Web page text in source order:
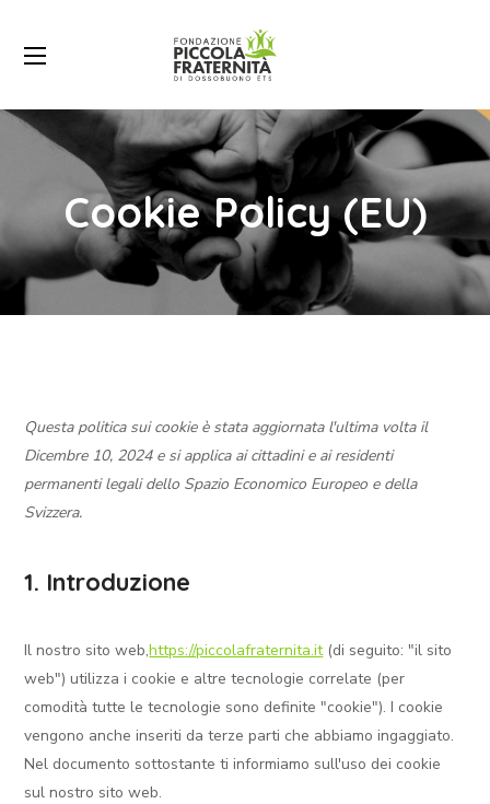
Cookie Policy (EU)
Questa politica sui cookie è stata aggiornata l'ultima volta il
Dicembre 10, 2024 e si applica ai cittadini e ai residenti
permanenti legali dello Spazio Economico Europeo e della
Svizzera.
1. Introduzione
Il nostro sito web,https://piccolafraternita.it(di seguito: "il sito
web") utilizza i cookie e altre tecnologie correlate (per
comodità tutte le tecnologie sono definite "cookie"). I cookie
vengono anche inseriti da terze parti che abbiamo ingaggiato.
Nel documento sottostante ti informiamo sull'uso dei cookie
sul nostro sito web.